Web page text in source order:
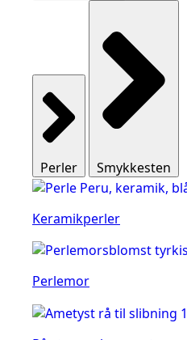
Perler Smykkesten
Keramikperler
Perlemor